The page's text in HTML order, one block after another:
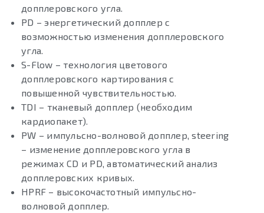
допплеровского угла.
PD – энергетический допплер с
возможностью изменения допплеровского
угла.
S-Flow – технология цветового
допплеровского картирования с
повышенной чувствительностью.
TDI – тканевый допплер (необходим
кардиопакет).
PW – импульсно-волновой допплер, steering
– изменение допплеровского угла в
режимах CD и PD, автоматический анализ
допплеровских кривых.
HPRF – высокочастотный импульсно-
волновой допплер.